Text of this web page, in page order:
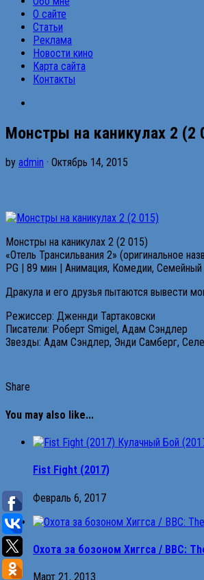
О сайте
Статьи
Реклама
Новости кино
Карта сайта
Контакты
Монстры на каникулах 2 (2
by admin · Октябрь 14, 2015
Монстры на каникулах 2 (2 015)
«Отель Трансильвания 2» (оригинальное
PG | 89 мин | Анимация, Комедии,
Дракула и его друзья пытаются вывести
Режиссер: Дженнди Тартаковски
Писатели: Роберт Smigel, Адам Сэндлер
Звезды: Адам Сэндлер, Энди Самберг,
Share
You may also like...
Fist Fight (2017)
Февраль 6, 2017
Охота за бозоном Хиггса / BBC:
Март 21, 2013